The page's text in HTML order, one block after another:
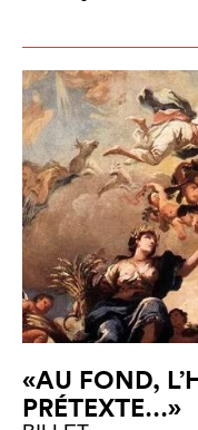
«AU FOND,
PRÉTEXTE…»